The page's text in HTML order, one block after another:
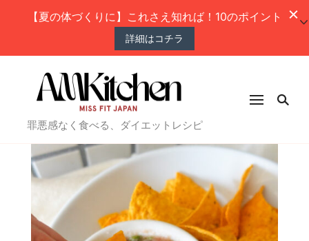
【夏の体づくりに】これさえ知れば！10のポイント
詳細はコチラ
罪悪感なく食べる、ダイエットレシピ